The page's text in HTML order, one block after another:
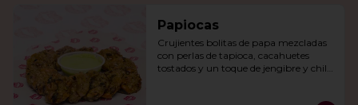
Papiocas
Crujientes bolitas de papa mezcladas
con perlas de tapioca, cacahuetes
tostados y un toque de jengibre y chile